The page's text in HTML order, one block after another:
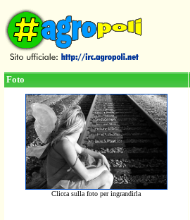
Foto
Clicca sulla foto per ingrandirla